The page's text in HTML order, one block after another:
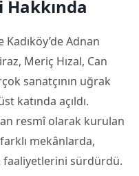
Hakkında
Adnan
Meriç Hızal, Can
sanatçının uğrak
katında açıldı.
resmî olarak kurulan
mekânlarda,
faaliyetlerini sürdürdü.